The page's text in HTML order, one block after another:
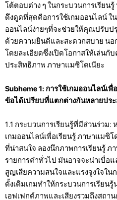
โต้ตอบต่าง ๆ ในกระบวนการเรียน
ดึงดูดที่สุดคือการใช้เกมออนไลน์ ใ
ออนไลน์ง่ายๆที่จะช่วยให้คุณปรับป
ด้วยความยินดีและสะดวกสบาย นอ
โดยละเอียดซึ่งเปิดโอกาสให้เล่นกั
ประสิทธิภาพ ภาษาแมซิโดเนียะ
Subheme 1: การใช้เกมออนไลน์เ
ข้อได้เปรียบที่แตกต่างกันหลายประ
1.1 กระบวนการเรียนรู้ที่มีส่วนร่วม
เกมออนไลน์เพื่อเรียนรู้ ภาษาแมซิ
ที่น่าสนใจ ลองนึกภาพการเรียนรู้ ภ
รายการคำทั่วไป มันอาจจะน่าเบื่อ
สูญเสียความสนใจและแรงจูงใจใน
ดั้งเดิมเกมทำให้กระบวนการเรียน
เอฟเฟกต์ภาพและเสียงรวมถึงสถ